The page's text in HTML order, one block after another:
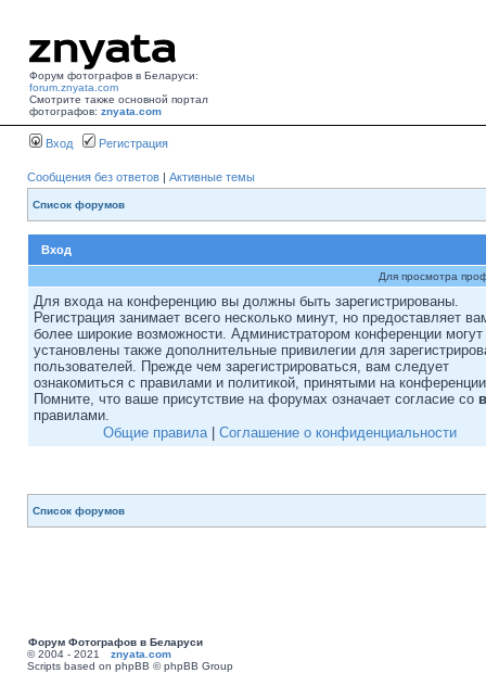
Форум фотографов в Беларуси:
forum.znyata.com
Смотрите также основной портал
фотографов: znyata.com
Вход Регистрация
Сообщения без ответов | Активные темы
Список форумов
Вход
Для просмотра
Для входа на конференцию вы должны быть зарегистрированы.
Регистрация занимает всего несколько минут, но предоставляет
более широкие возможности. Администратором конференции
установлены также дополнительные привилегии для
пользователей. Прежде чем зарегистрироваться, вам следует
ознакомиться с правилами и политикой, принятыми на
Помните, что ваше присутствие на форумах означает согласие со
правилами.
Общие правила| Соглашение о конфиденциальности
Список форумов
Форум Фотографов в Беларуси
© 2004 - 2021 znyata.com
Scripts based on phpBB © phpBB Group